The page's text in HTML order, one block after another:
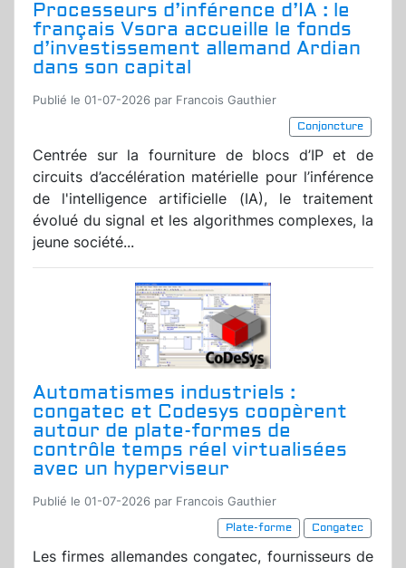
Processeurs d’inférence d’IA : le
français Vsora accueille le fonds
d’investissement allemand Ardian
dans son capital
Publié le 01-07-2026 par Francois Gauthier
Conjoncture
Centrée sur la fourniture de blocs d’IP et de
circuits d’accélération matérielle pour l’inférence
de l'intelligence artificielle (IA), le traitement
évolué du signal et les algorithmes complexes, la
jeune société...
Automatismes industriels :
congatec et Codesys coopèrent
autour de plate-formes de
contrôle temps réel virtualisées
avec un hyperviseur
Publié le 01-07-2026 par Francois Gauthier
Plate-forme
Congatec
Les firmes allemandes congatec, fournisseurs de